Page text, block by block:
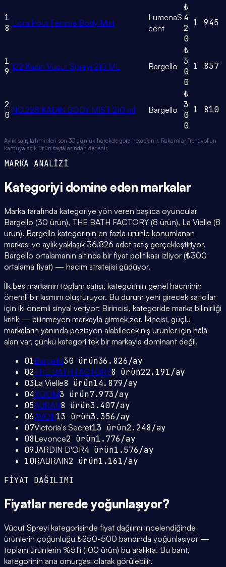
1
8 Liora Pour Femme Body Mist
LumenaS
cent
₺
4
2
0
1 945
1
9 122 Kadın Vücut Spreyi 210 ML Bargello
₺
3
0
0
1 837
2
0 NO.228 KADIN BODY MIST 210 ml Bargello
₺
3
0
0
1 810
Aylık satış tahminleri son 30 günlük harekete göre hesaplanır. Rakamlar Trendyol'un
kamuya açık ürün sayfalarından derlenir.
MARKA ANALİZİ
Kategoriyi domine eden markalar
Marka tarafında kategoriye yön veren başlıca oyuncular
Bargello (30 ürün), THE BATH FACTORY (8 ürün), La Vielle (8
ürün). Bargello kategorinin en fazla ürünle konumlanan
markası ve aylık yaklaşık 36.826 adet satış gerçekleştiriyor.
Bargello ortalamanın altında bir fiyat politikası izliyor (₺300
ortalama fiyat) — hacim stratejisi güdüyor.
İlk beş markanın toplam satışı, kategorinin genel hacminin
önemli bir kısmını oluşturuyor. Bu durum yeni girecek satıcılar
için iki önemli sinyal veriyor: Birincisi, kategoride marka bilinirliği
kritik — bilinmeyen markayla girmek zor. İkincisi, güçlü
markaların yanında pozisyon alabilecek niş ürünler için hâlâ
alan var, çünkü kategori tek bir markayla dominant değil.
01Bargello30ürün36.826/ay
02THE BATH FACTORY8 ürün22.191/ay
03La Vielle8 ürün14.879/ay
04XOOM3 ürün7.973/ay
05AURAN8 ürün3.407/ay
06AVON13 ürün3.356/ay
07Victoria's Secret13 ürün2.248/ay
08Levonce2 ürün1.776/ay
09JARDIN D'OR4 ürün1.576/ay
10RABRAIN2 ürün1.161/ay
FİYAT DAĞILIMI
Fiyatlar nerede yoğunlaşıyor?
Vücut Spreyi kategorisinde fiyat dağılımı incelendiğinde
ürünlerin çoğunluğu ₺250-500 bandında yoğunlaşıyor —
toplam ürünlerin %51'i (100 ürün) bu aralıkta. Bu bant,
kategorinin ana omurgası olarak görülebilir.